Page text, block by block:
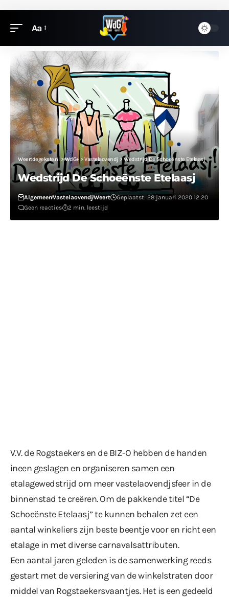
Aa
Weertdegekste.nl>WdG+> Vastelaovendj >Wedstrijd De Schoeënste Etelaasj
Wedstrijd De Schoeënste Etelaasj
AlgemeenVastelaovendjWeert
Geplaatst: 28 januari 2020 12:20
Geen reacties
2 min. leestijd
V.V. de Rogstaekers en de BIZ-O hebben de handen
ineen geslagen en organiseren samen een
etalagewedstrijd om meer vastelaovendjsfeer in de
binnenstad te creëren. Om de pakkende titel “De
Schoeënste Etelaasj” te kunnen behalen zet een
aantal winkeliers zijn beste beentje voor en richt een
etalage in met diverse carnavalsattributen.
Een aantal jaren geleden is de samenwerking reeds
gestart met de versiering van de winkelstraten door
middel van Rogstaekersvaantjes. Het is een gedeeld